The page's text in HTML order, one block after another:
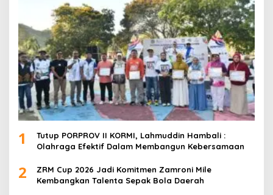
1
Tutup PORPROV II KORMI, Lahmuddin Hambali :
Olahraga Efektif Dalam Membangun Kebersamaan
2
ZRM Cup 2026 Jadi Komitmen Zamroni Mile
Kembangkan Talenta Sepak Bola Daerah